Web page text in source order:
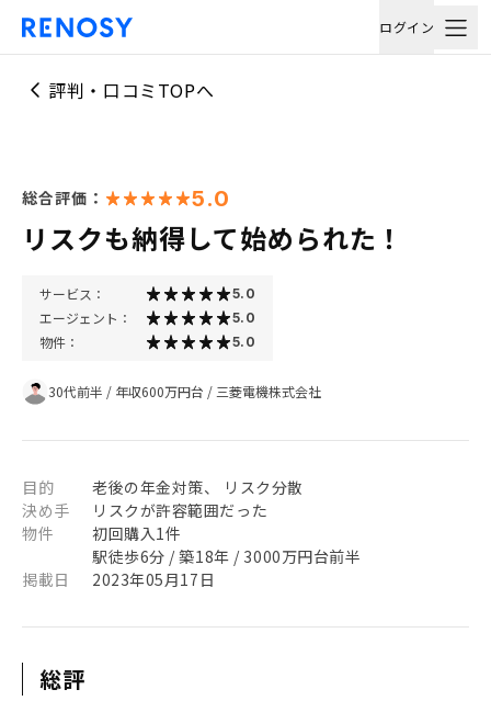
ログイン
評判・口コミTOPへ
総合評価： 5.0
リスクも納得して始められた！
サービス： 5.0
エージェント： 5.0
物件： 5.0
30代前半 / 年収600万円台 / 三菱電機株式会社
目的
老後の年金対策、 リスク分散
決め手
リスクが許容範囲だった
物件
初回購入1件
駅徒歩6分 / 築18年 / 3000万円台前半
掲載日
2023年05月17日
総評